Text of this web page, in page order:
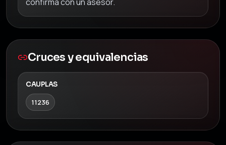
Cruces y equivalencias
CAUPLAS
11236